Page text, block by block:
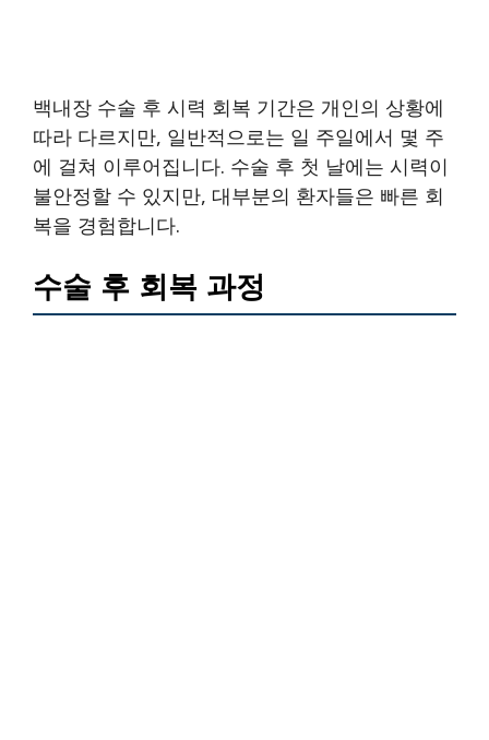
백내장 수술 후 시력 회복 기간은 개인의 상황에
따라 다르지만, 일반적으로는 일 주일에서 몇 주
에 걸쳐 이루어집니다. 수술 후 첫 날에는 시력이
불안정할 수 있지만, 대부분의 환자들은 빠른 회
복을 경험합니다.
수술 후 회복 과정